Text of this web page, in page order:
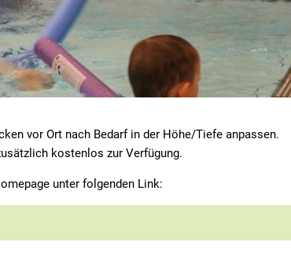
vor Ort nach Bedarf in der Höhe/Tiefe anpassen.
kostenlos zur Verfügung.
unter folgenden Link: